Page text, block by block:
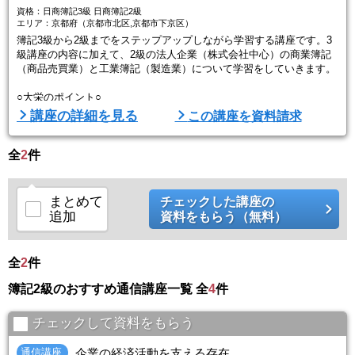
資格：日商簿記3級 日商簿記2級
エリア：京都府（京都市北区,京都市下京区）
簿記3級から2級までをステップアップしながら学習する講座です。3
級講座の内容に加えて、2級の法人企業（株式会社中心）の商業簿記
（商品売買業）と工業簿記（製造業）について学習をしていきます。
○大栄のポイント○
１.経験豊富な講師にオンラインで直接学習相談できる
学習面のお悩みも経験豊富な講師がその場で解決！！あらゆる学習相
談について一人ひとり丁寧にアドバイスいたしますので、試験直前で
焦ることなくスキルアップできます！
2.全国約100拠点で通学でもオンラインでも通いやすい
大栄は全国10 ...
講座の詳細を見る この講座を資料請求
全2件
まとめて
追加
チェックした講座の
資料をもらう（無料）
全2件
簿記2級のおすすめ通信講座一覧 全4件
チェックして資料をもらう
通信講座